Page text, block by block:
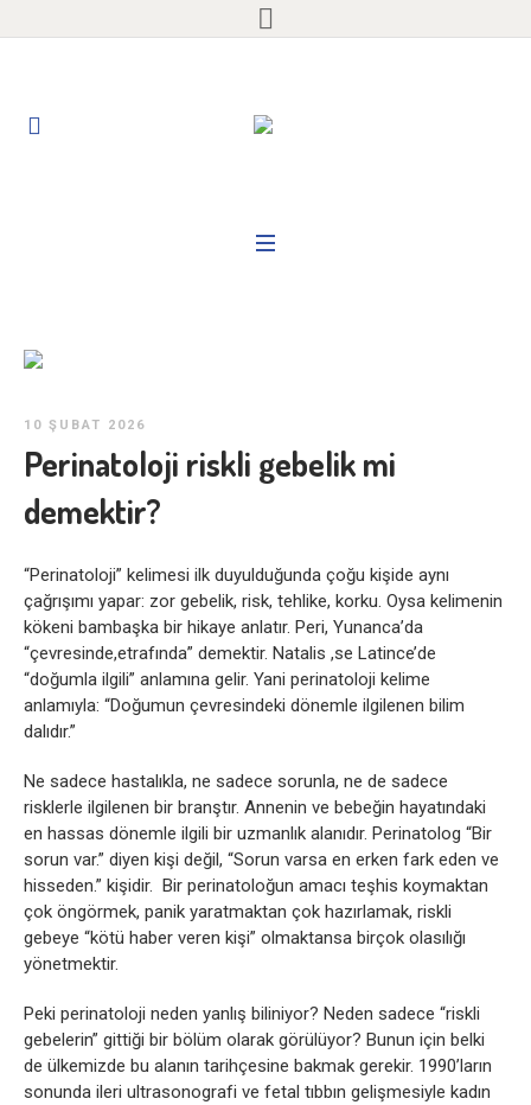
10 ŞUBAT 2026
Perinatoloji riskli gebelik mi
demektir?
“Perinatoloji” kelimesi ilk duyulduğunda çoğu kişide aynı
çağrışımı yapar: zor gebelik, risk, tehlike, korku. Oysa kelimenin
kökeni bambaşka bir hikaye anlatır. Peri, Yunanca’da
“çevresinde,etrafında” demektir. Natalis ,se Latince’de
“doğumla ilgili” anlamına gelir. Yani perinatoloji kelime
anlamıyla: “Doğumun çevresindeki dönemle ilgilenen bilim
dalıdır.”
Ne sadece hastalıkla, ne sadece sorunla, ne de sadece
risklerle ilgilenen bir branştır. Annenin ve bebeğin hayatındaki
en hassas dönemle ilgili bir uzmanlık alanıdır. Perinatolog “Bir
sorun var.” diyen kişi değil, “Sorun varsa en erken fark eden ve
hisseden.” kişidir. Bir perinatoloğun amacı teşhis koymaktan
çok öngörmek, panik yaratmaktan çok hazırlamak, riskli
gebeye “kötü haber veren kişi” olmaktansa birçok olasılığı
yönetmektir.
Peki perinatoloji neden yanlış biliniyor? Neden sadece “riskli
gebelerin” gittiği bir bölüm olarak görülüyor? Bunun için belki
de ülkemizde bu alanın tarihçesine bakmak gerekir. 1990’ların
sonunda ileri ultrasonografi ve fetal tıbbın gelişmesiyle kadın